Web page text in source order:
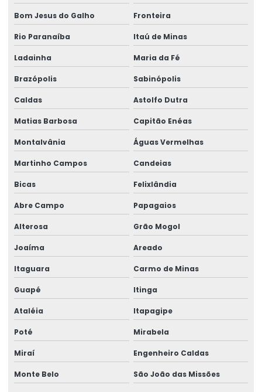
Bom Jesus do Galho Fronteira
Rio Paranaíba Itaú de Minas
Ladainha Maria da Fé
Brazópolis Sabinópolis
Caldas Astolfo Dutra
Matias Barbosa Capitão Enéas
Montalvânia Águas Vermelhas
Martinho Campos Candeias
Bicas Felixlândia
Abre Campo Papagaios
Alterosa Grão Mogol
Joaíma Areado
Itaguara Carmo de Minas
Guapé Itinga
Ataléia Itapagipe
Poté Mirabela
Miraí Engenheiro Caldas
Monte Belo São João das Missões